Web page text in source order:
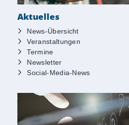
Aktuelles
News-Übersicht
Veranstaltungen
Termine
Newsletter
Social-Media-News